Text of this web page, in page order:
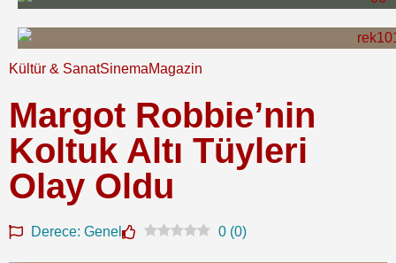
Kültür & SanatSinemaMagazin
Margot Robbie’nin
Koltuk Altı Tüyleri
Olay Oldu
Derece: Genel 0 (0)